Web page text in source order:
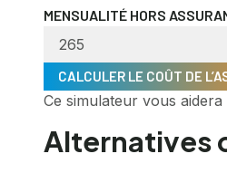
MENSUALITÉ HORS
CALCULER LE COÛT DE
Ce simulateur vous
Alternatives